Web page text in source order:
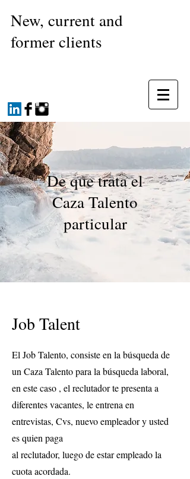
New, current and
former clients
De que trata el
Caza Talento
particular
Job Talent
El Job Talento, consiste en la búsqueda de
un Caza Talento para la búsqueda laboral,
en este caso , el reclutador te presenta a
diferentes vacantes, le entrena en
entrevistas, Cvs, nuevo empleador y usted
es quien paga
al reclutador, luego de estar empleado la
cuota acordada.